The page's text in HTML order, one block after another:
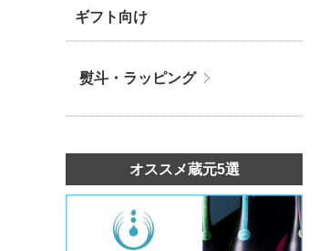
ギフト向け
熨斗・ラッピング
オススメ蔵元5選